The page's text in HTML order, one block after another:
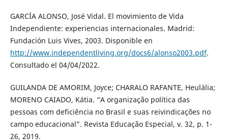
GARCÍA ALONSO, José Vidal. El movimiento de Vida
Independiente: experiencias internacionales. Madrid:
Fundación Luis Vives, 2003. Disponible en
http://www.independentliving.org/docs6/alonso2003.pdf.
Consultado el 04/04/2022.
GUILANDA DE AMORIM, Joyce; CHARALO RAFANTE, Heulália;
MORENO CAIADO, Kátia. “A organização política das
pessoas com deficiência no Brasil e suas reivindicações no
campo educacional”. Revista Educação Especial, v. 32, p. 1-
26, 2019.